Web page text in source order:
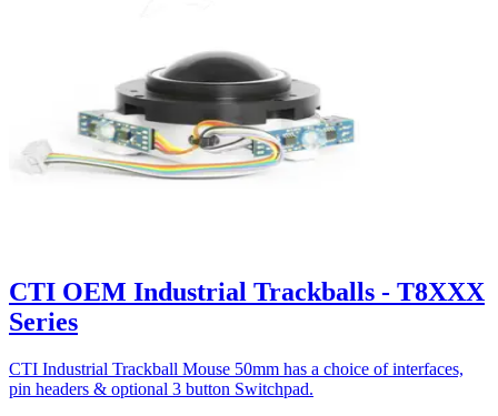
CTI OEM Industrial Trackballs - T8XXX
Series
CTI Industrial Trackball Mouse 50mm has a choice of interfaces,
pin headers & optional 3 button Switchpad.